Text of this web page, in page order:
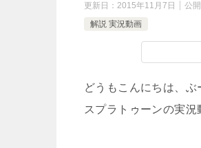
更新日： 2015年11月7日 公開
解説 実況動画
どうもこんにちは、ぶ
スプラトゥーンの実況